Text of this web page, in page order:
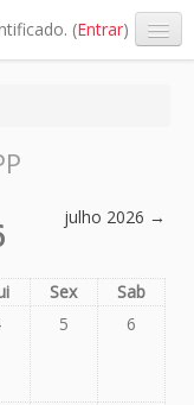
(Entrar)
julho 2026 →
Sex
Sab
5 6